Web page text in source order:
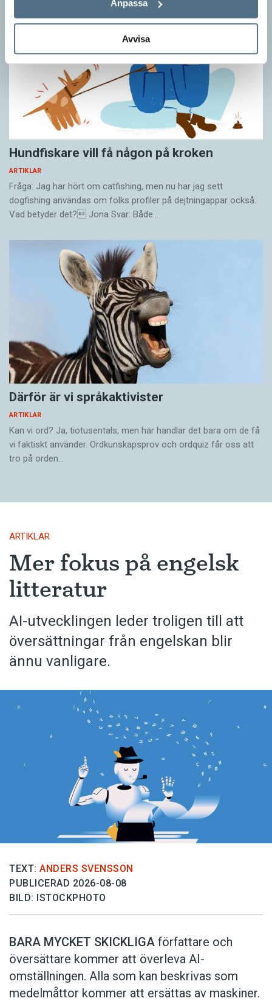
Anpassa
Avvisa
Hundfiskare vill få någon på kroken
ARTIKLAR
Fråga: Jag har hört om catfishing, men nu har jag sett
dogfishing användas om folks profiler på dejtningappar också.
Vad betyder det? Jona Svar: Både…
Därför är vi språkaktivister
ARTIKLAR
Kan vi ord? Ja, tiotusentals, men här handlar det bara om de få
vi faktiskt använder. Ordkunskapsprov och ordquiz får oss att
tro på orden…
ARTIKLAR
Mer fokus på engelsk
litteratur
AI-utvecklingen leder troligen till att
översättningar från engelskan blir
ännu vanligare.
TEXT: ANDERS SVENSSON
PUBLICERAD 2026-08-08
BILD: ISTOCKPHOTO
BARA MYCKET SKICKLIGA författare och
översättare ­kommer att överleva AI-
omställningen. Alla som kan beskrivas som
medelmåttor kommer att ersättas av maskiner.